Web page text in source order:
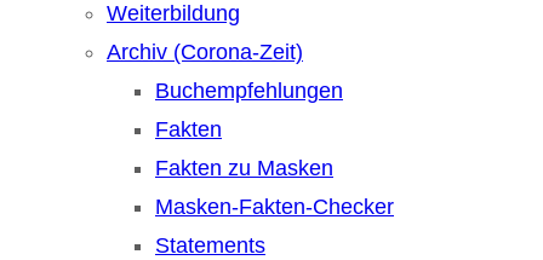
Weiterbildung
Archiv (Corona-Zeit)
Buchempfehlungen
Fakten
Fakten zu Masken
Masken-Fakten-Checker
Statements